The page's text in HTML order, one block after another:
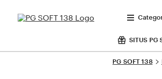
to
SITUS PG
PG SOFT 138